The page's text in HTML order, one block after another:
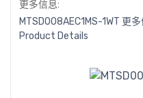
更多信息:
MTSD008AEC1MS-1WT 更
Product Details